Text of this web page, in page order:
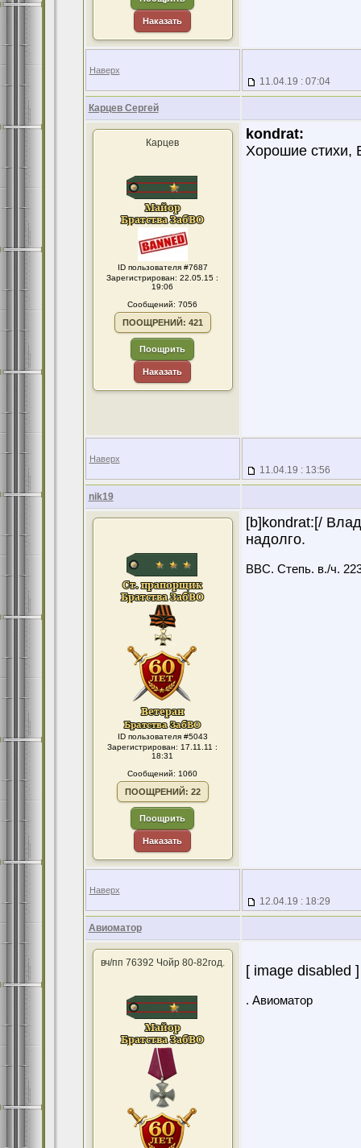
Наказать
Наверх
11.04.19 : 07:04
Карцев Сергей
Карцев
ID пользователя #7687
Зарегистрирован: 22.05.15 :
19:06
Сообщений: 7056
ПООЩРЕНИЙ: 421
Поощрить
Наказать
kondrat:
Хорошие стихи,
Наверх
11.04.19 : 13:56
nik19
ID пользователя #5043
Зарегистрирован: 17.11.11 :
18:31
Сообщений: 1060
ПООЩРЕНИЙ: 22
Поощрить
Наказать
[b]kondrat:[/
надолго.
ВВС. Степь. в./ч.
Наверх
12.04.19 : 18:29
Авиоматор
вч/пп 76392 Чойр 80-82год. [ image disabled ]
. Авиоматор